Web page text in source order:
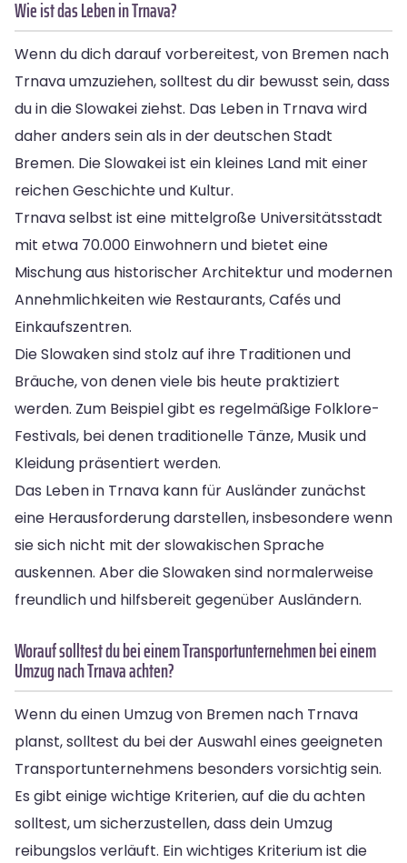
Wie ist das Leben in Trnava?
Wenn du dich darauf vorbereitest, von Bremen nach
Trnava umzuziehen, solltest du dir bewusst sein, dass
du in die Slowakei ziehst. Das Leben in Trnava wird
daher anders sein als in der deutschen Stadt
Bremen. Die Slowakei ist ein kleines Land mit einer
reichen Geschichte und Kultur.
Trnava selbst ist eine mittelgroße Universitätsstadt
mit etwa 70.000 Einwohnern und bietet eine
Mischung aus historischer Architektur und modernen
Annehmlichkeiten wie Restaurants, Cafés und
Einkaufszentren.
Die Slowaken sind stolz auf ihre Traditionen und
Bräuche, von denen viele bis heute praktiziert
werden. Zum Beispiel gibt es regelmäßige Folklore-
Festivals, bei denen traditionelle Tänze, Musik und
Kleidung präsentiert werden.
Das Leben in Trnava kann für Ausländer zunächst
eine Herausforderung darstellen, insbesondere wenn
sie sich nicht mit der slowakischen Sprache
auskennen. Aber die Slowaken sind normalerweise
freundlich und hilfsbereit gegenüber Ausländern.
Worauf solltest du bei einem Transportunternehmen bei einem
Umzug nach Trnava achten?
Wenn du einen Umzug von Bremen nach Trnava
planst, solltest du bei der Auswahl eines geeigneten
Transportunternehmens besonders vorsichtig sein.
Es gibt einige wichtige Kriterien, auf die du achten
solltest, um sicherzustellen, dass dein Umzug
reibungslos verläuft. Ein wichtiges Kriterium ist die